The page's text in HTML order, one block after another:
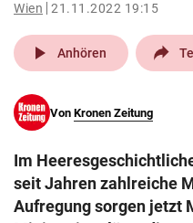
pin_drop
Wien
search
eingeben
Wien 21.11.2022 19:15
play_arrow Anhören
Von Kronen Zeitung
Im
seit Jahren zahlreiche
Aufregung sorgen jetzt